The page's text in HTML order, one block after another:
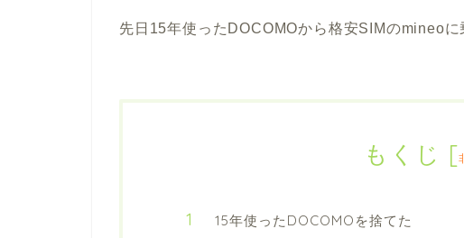
先日15年使ったDOCOMOから格安SIMのmineoに
もくじ [
15年使ったDOCOMOを捨てた